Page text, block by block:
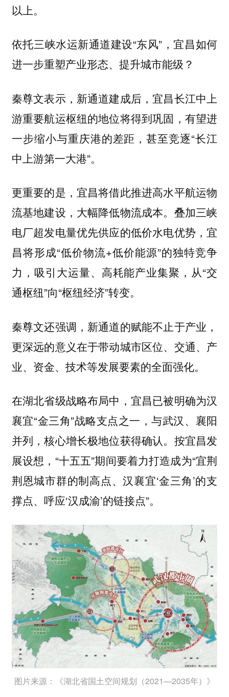
以上。
依托三峡水运新通道建设“东风”，宜昌如何
进一步重塑产业形态、提升城市能级？
秦尊文表示，新通道建成后，宜昌长江中上
游重要航运枢纽的地位将得到巩固，有望进
一步缩小与重庆港的差距，甚至竞逐“长江
中上游第一大港”。
更重要的是，宜昌将借此推进高水平航运物
流基地建设，大幅降低物流成本。叠加三峡
电厂超发电量优先供应的低价水电优势，宜
昌将形成“低价物流+低价能源”的独特竞争
力，吸引大运量、高耗能产业集聚，从“交
通枢纽”向“枢纽经济”转变。
秦尊文还强调，新通道的赋能不止于产业，
更深远的意义在于带动城市区位、交通、产
业、资金、技术等发展要素的全面强化。
在湖北省级战略布局中，宜昌已被明确为汉
襄宜“金三角”战略支点之一，与武汉、襄阳
并列，核心增长极地位获得确认。按宜昌发
展设想，“十五五”期间要着力打造成为“宜荆
荆恩城市群的制高点、汉襄宜‘金三角’的支
撑点、呼应‘汉成渝’的链接点”。
图片来源：《湖北省国土空间规划（2021—2035年）》